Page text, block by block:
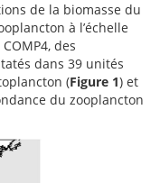
de la biomasse du
à l’échelle
des
dans 39 unités
(Figure 1) et
du zooplancton